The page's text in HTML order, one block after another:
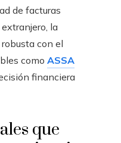
de facturas
la
con el
como ASSA
financiera
que